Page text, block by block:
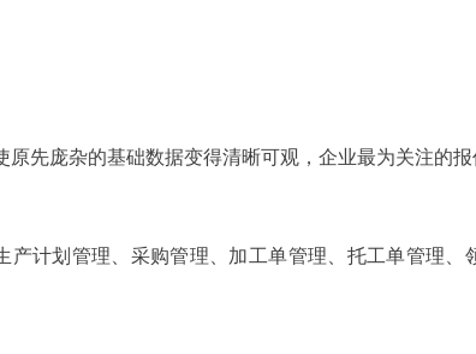
先庞杂的基础数据变得清晰可观，企业最为关注的
计划管理、采购管理、加工单管理、托工单管理、